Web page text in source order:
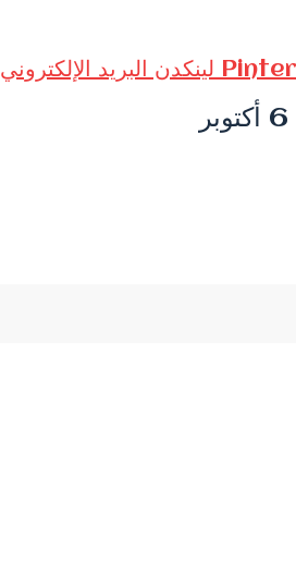
لينكدن البريد الإلكتروني